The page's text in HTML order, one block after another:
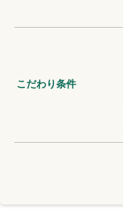
こだわり条件